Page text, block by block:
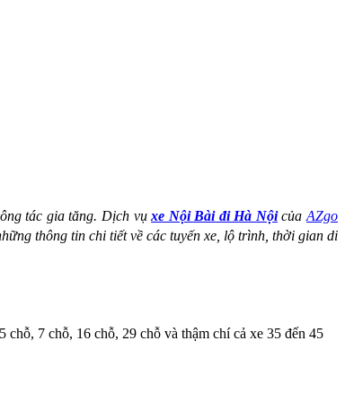
tác gia tăng. Dịch vụ xe Nội Bài đi Hà NộicủaAZgo
thông tin chi tiết về các tuyến xe, lộ trình, thời gian di
7 chỗ, 16 chỗ, 29 chỗ và thậm chí cả xe 35 đến 45